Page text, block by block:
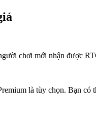
chơi mới nhận được
là tùy chọn. Bạn